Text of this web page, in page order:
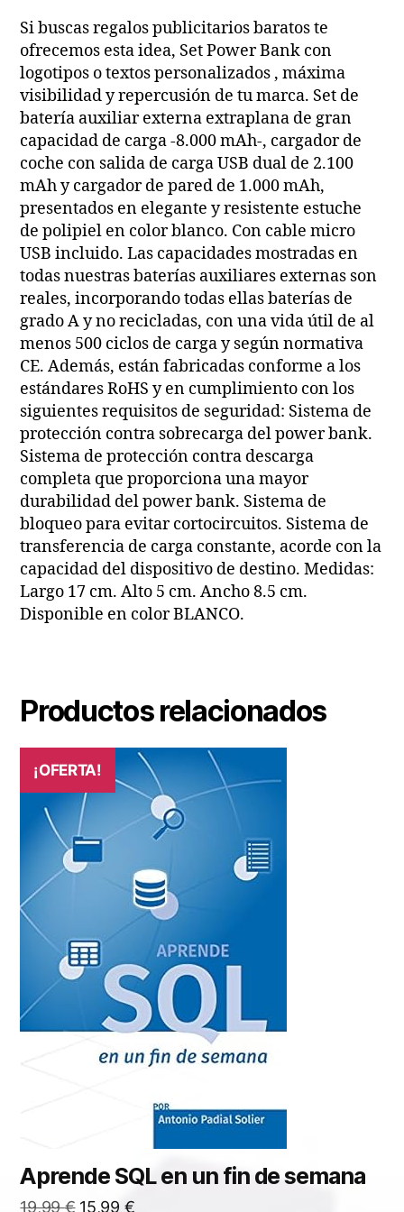
Si buscas regalos publicitarios baratos te
ofrecemos esta idea, Set Power Bank con
logotipos o textos personalizados , máxima
visibilidad y repercusión de tu marca. Set de
batería auxiliar externa extraplana de gran
capacidad de carga -8.000 mAh-, cargador de
coche con salida de carga USB dual de 2.100
mAh y cargador de pared de 1.000 mAh,
presentados en elegante y resistente estuche
de polipiel en color blanco. Con cable micro
USB incluido. Las capacidades mostradas en
todas nuestras baterías auxiliares externas son
reales, incorporando todas ellas baterías de
grado A y no recicladas, con una vida útil de al
menos 500 ciclos de carga y según normativa
CE. Además, están fabricadas conforme a los
estándares RoHS y en cumplimiento con los
siguientes requisitos de seguridad: Sistema de
protección contra sobrecarga del power bank.
Sistema de protección contra descarga
completa que proporciona una mayor
durabilidad del power bank. Sistema de
bloqueo para evitar cortocircuitos. Sistema de
transferencia de carga constante, acorde con la
capacidad del dispositivo de destino. Medidas:
Largo 17 cm. Alto 5 cm. Ancho 8.5 cm.
Disponible en color BLANCO.
Productos relacionados
¡OFERTA!
Aprende SQL en un fin de semana
19,99€ El
15,99 €El